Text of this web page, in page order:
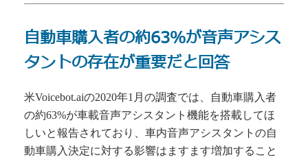
自動車購入者の約63％が音声アシス
タントの存在が重要だと回答
米Voicebot.aiの2020年1月の調査では、自動車購入者
の約63%が車載音声アシスタント機能を搭載してほ
しいと報告されており、車内音声アシスタントの自
動車購入決定に対する影響はますます増加すること